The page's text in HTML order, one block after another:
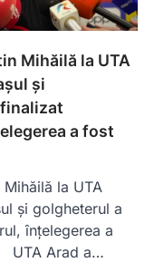
Mihăilă la UTA
și
a fost
la UTA
și golgheterul a
înțelegerea a
UTA Arad a…